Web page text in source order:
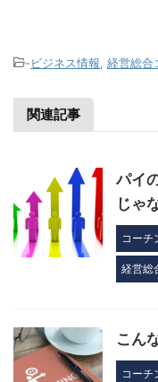
-ビジネス情報, 経営総合
関連記事
パイ
じゃ
コーチ
経営総
こん
コーチ